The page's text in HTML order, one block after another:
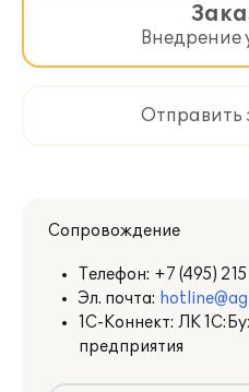
Внедрение
Отправить
Сопровождение
Телефон: +7 (495)
Эл. почта:
1С-Коннект: ЛК
предприятия